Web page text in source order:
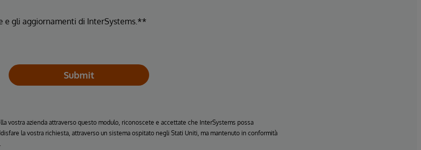
e gli aggiornamenti di InterSystems.**
Submit
vostra azienda attraverso questo modulo, riconoscete e accettate che InterSystems possa
la vostra richiesta, attraverso un sistema ospitato negli Stati Uniti, ma mantenuto in conformità